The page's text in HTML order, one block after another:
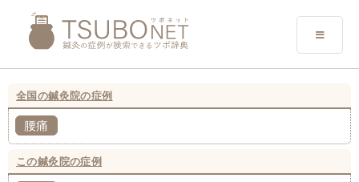
全国の鍼灸院の症例
腰痛
この鍼灸院の症例